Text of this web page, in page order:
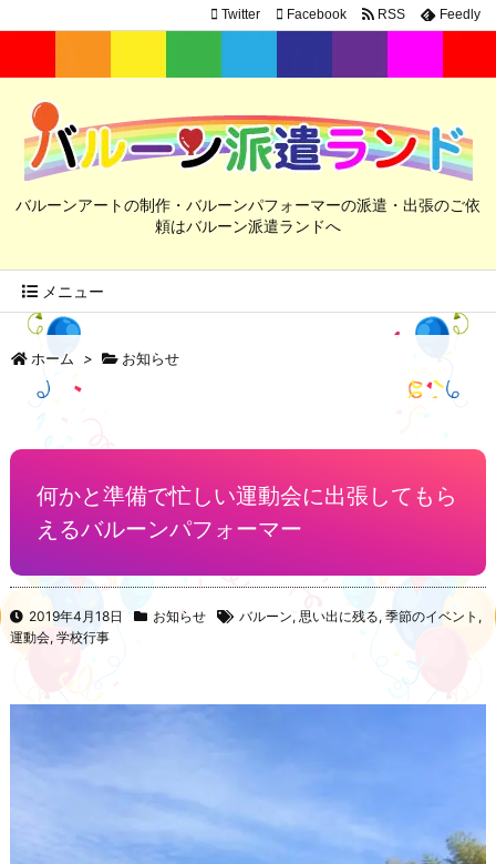
バルーンアートの制作・バルーンパフォーマーの派遣・出張のご依
頼はバルーン派遣ランドへ
メニュー
Twitter Facebook RSS Feedly
ホーム > お知らせ
何かと準備で忙しい運動会に出張してもら
えるバルーンパフォーマー
2019年4月18日 お知らせ バルーン, 思い出に残る, 季節のイベント ,
運動会, 学校行事